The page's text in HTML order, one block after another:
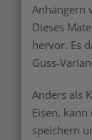
Anhängern
Dieses
hervor. Es
Guss-
Anders als
Eisen,
speichern